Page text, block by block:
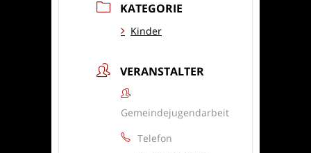
KATEGORIE
Kinder
VERANSTALTER
Gemeindejugendarbeit
Telefon